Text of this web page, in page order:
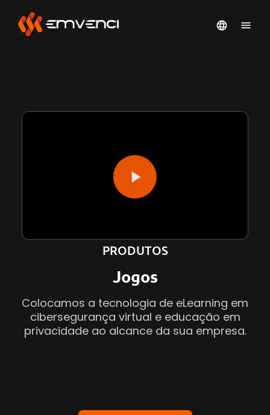
PRODUTOS
Jogos
Colocamos a tecnologia de eLearning em
cibersegurança virtual e educação em
privacidade ao alcance da sua empresa.